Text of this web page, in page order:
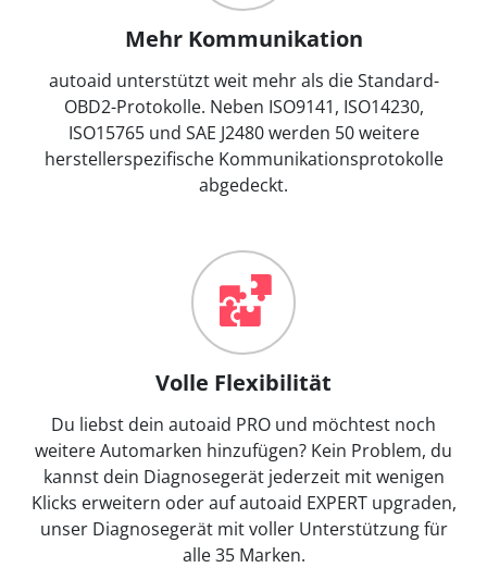
Mehr Kommunikation
autoaid unterstützt weit mehr als die Standard-
OBD2-Protokolle. Neben ISO9141, ISO14230,
ISO15765 und SAE J2480 werden 50 weitere
herstellerspezifische Kommunikationsprotokolle
abgedeckt.
Volle Flexibilität
Du liebst dein autoaid PRO und möchtest noch
weitere Automarken hinzufügen? Kein Problem, du
kannst dein Diagnosegerät jederzeit mit wenigen
Klicks erweitern oder auf autoaid EXPERT upgraden,
unser Diagnosegerät mit voller Unterstützung für
alle 35 Marken.